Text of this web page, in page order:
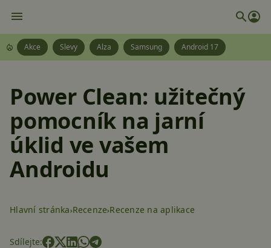
Akce Slevy Alza Samsung Android 17
Power Clean: užitečný
pomocník na jarní
úklid ve vašem
Androidu
Hlavní stránka Recenze Recenze na aplikace
Sdílejte: